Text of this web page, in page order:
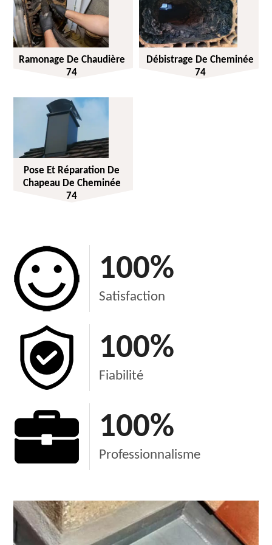
Ramonage De Chaudière
74
Débistrage De Cheminée
74
Pose Et Réparation De
Chapeau De Cheminée
74
100%
Satisfaction
100%
Fiabilité
100%
Professionnalisme